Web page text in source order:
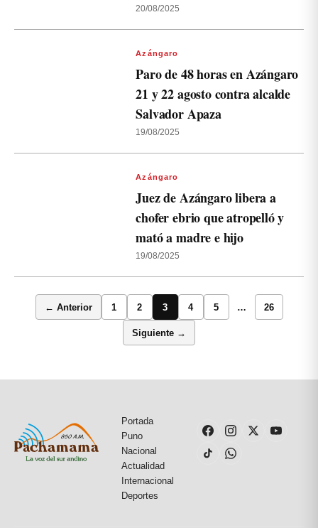
20/08/2025
Azángaro
Paro de 48 horas en Azángaro
21 y 22 agosto contra alcalde
Salvador Apaza
19/08/2025
Azángaro
Juez de Azángaro libera a
chofer ebrio que atropelló y
mató a madre e hijo
19/08/2025
← Anterior 1 2 3 4 5 … 26
Siguiente →
Portada
Puno
Nacional
Actualidad
Internacional
Deportes